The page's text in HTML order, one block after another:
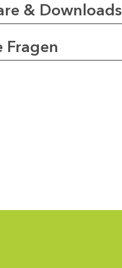
& Downloads
Fragen